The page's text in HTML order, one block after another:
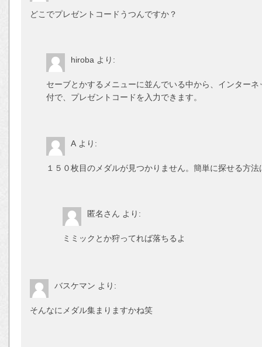
どこでプレゼントコードうつんですか？
hiroba より:
セーブとかするメニューに並んでいる中から、インター
付で、プレゼントコードを入力できます。
A より:
１５０枚目のメダルが見つかりません。簡単に探せる方
匿名さん より:
ミミックとか狩ってれば落ちるよ
バスケマン より:
そんなにメダル集まりますかね笑